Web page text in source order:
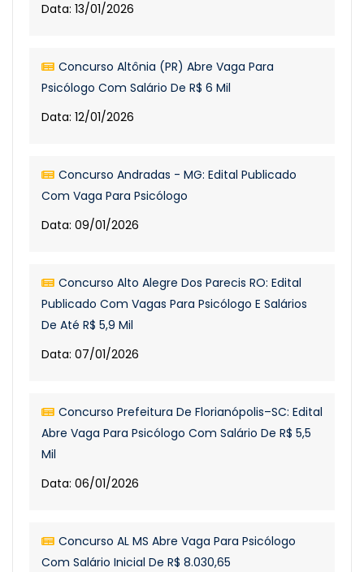
Data: 13/01/2026
Concurso Altônia (PR) Abre Vaga Para
Psicólogo Com Salário De R$ 6 Mil
Data: 12/01/2026
Concurso Andradas - MG: Edital Publicado
Com Vaga Para Psicólogo
Data: 09/01/2026
Concurso Alto Alegre Dos Parecis RO: Edital
Publicado Com Vagas Para Psicólogo E Salários
De Até R$ 5,9 Mil
Data: 07/01/2026
Concurso Prefeitura De Florianópolis–SC: Edital
Abre Vaga Para Psicólogo Com Salário De R$ 5,5
Mil
Data: 06/01/2026
Concurso AL MS Abre Vaga Para Psicólogo
Com Salário Inicial De R$ 8.030,65